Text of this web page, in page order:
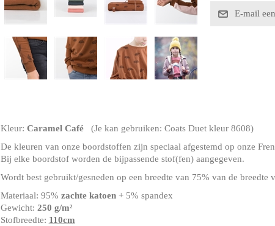
Kleur: Caramel Café
(Je kan gebruiken: Coats Duet kleur 8608)
De kleuren van onze boordstoffen zijn speciaal afgestemd op onze
Bij elke boordstof worden de bijpassende stof(fen) aangegeven.
Wordt best gebruikt/gesneden op een breedte van 75% van de breedte
Materiaal: 95% zachte katoen+ 5% spandex
Gewicht: 250 g/m²
Stofbreedte: 110cm